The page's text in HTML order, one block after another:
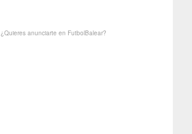
¿Quieres anunciarte en FutbolBalear?